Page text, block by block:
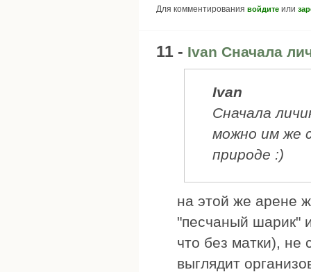
Для комментирования войдите или
11 - Ivan Сначала
Ivan
Сначала
можно им же
природе :)
на этой же арене
"песчаный шарик"
что без матки), не
выглядит